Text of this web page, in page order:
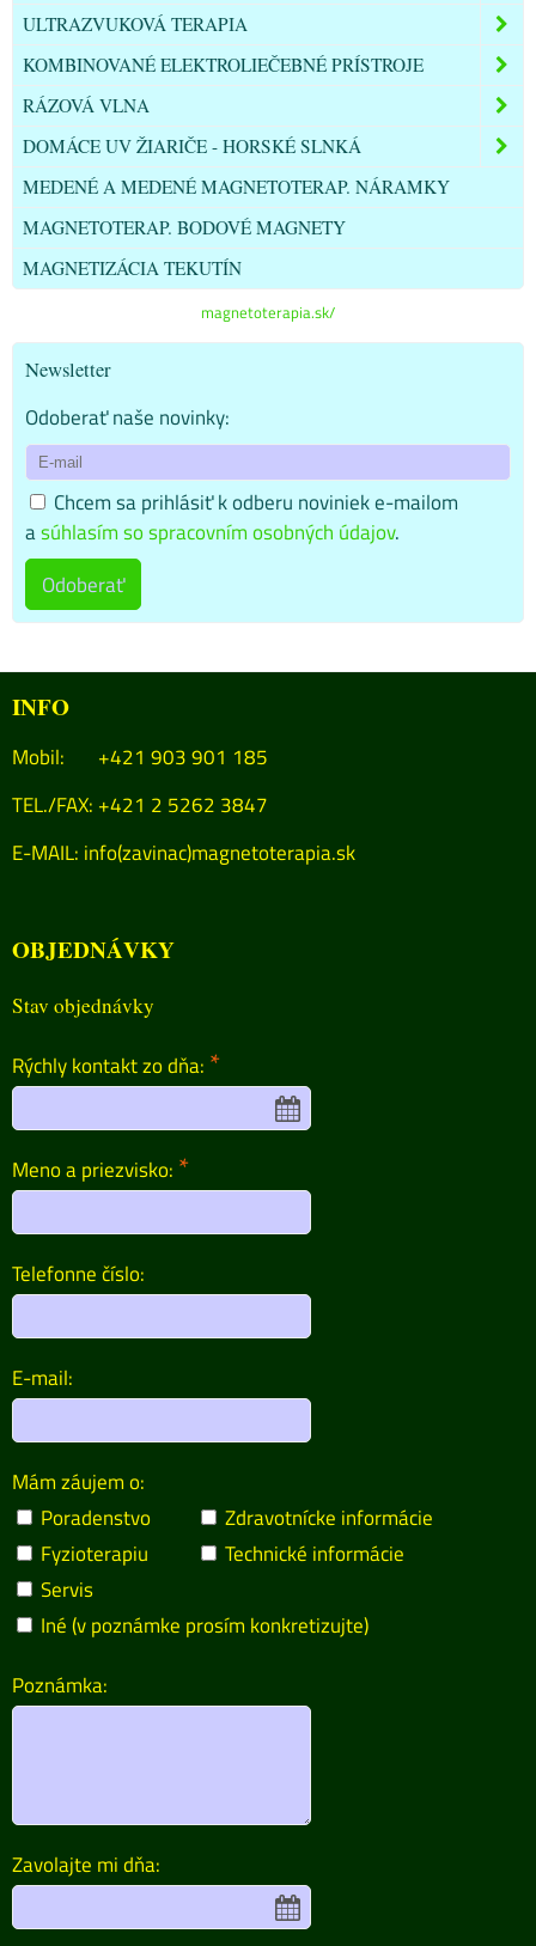
ULTRAZVUKOVÁ TERAPIA
KOMBINOVANÉ ELEKTROLIEČEBNÉ PRÍSTROJE
RÁZOVÁ VLNA
DOMÁCE UV ŽIARIČE - HORSKÉ SLNKÁ
MEDENÉ A MEDENÉ MAGNETOTERAP. NÁRAMKY
MAGNETOTERAP. BODOVÉ MAGNETY
MAGNETIZÁCIA TEKUTÍN
magnetoterapia.sk/
Newsletter
Odoberať naše novinky:
Chcem sa prihlásiť k odberu noviniek e-mailom
asúhlasím so spracovním osobných údajov.
Odoberať
INFO
Mobil: +421 903 901 185
TEL./FAX: +421 2 5262 3847
E-MAIL: info(zavinac)magnetoterapia.sk
OBJEDNÁVKY
Stav objednávky
Rýchly kontakt zo dňa: *
Meno a priezvisko: *
Telefonne číslo:
E-mail:
Mám záujem o:
Poradenstvo
Zdravotnícke informácie
Fyzioterapiu
Technické informácie
Servis
Iné (v poznámke prosím konkretizujte)
Poznámka:
Zavolajte mi dňa: